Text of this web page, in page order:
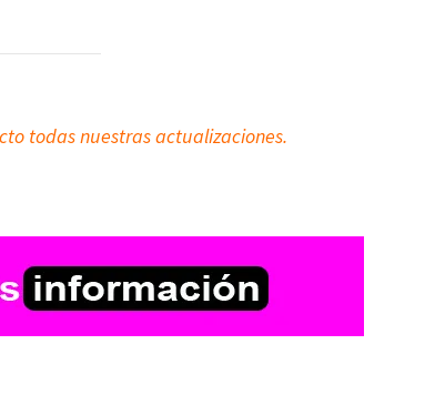
todas nuestras actualizaciones.